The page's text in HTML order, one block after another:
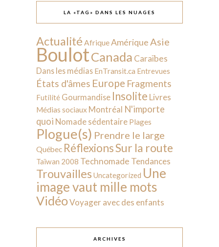
LA «TAG» DANS LES NUAGES
Actualité AfriqueAmérique Asie
BoulotCanada Caraïbes
Dans les médias EnTransit.ca Entrevues
États d'âmes Europe Fragments
Futilité Gourmandise Insolite Livres
Médias sociaux Montréal N'importe
quoi Nomade sédentaire Plages
Plogue(s) Prendre le large
Québec RéflexionsSur la route
Taïwan 2008 Technomade Tendances
Trouvailles Uncategorized Une
image vaut mille mots
VidéoVoyager avec des enfants
ARCHIVES